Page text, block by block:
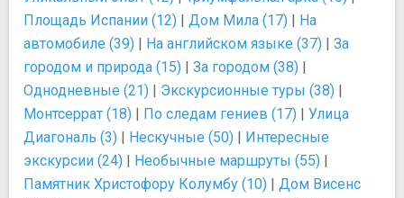
Площадь Испании (12) | Дом Мила (17) | На
автомобиле (39) | На английском языке (37) | За
городом и природа (15) | За городом (38) |
Однодневные (21) | Экскурсионные туры (38) |
Монтсеррат (18) | По следам гениев (17) | Улица
Диагональ (3) | Нескучные (50) | Интересные
экскурсии (24) | Необычные маршруты (55) |
Памятник Христофору Колумбу (10) | Дом Висенс